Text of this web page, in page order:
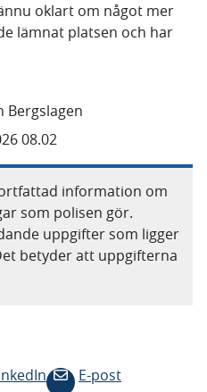
oklart om något mer
lämnat platsen och har
Bergslagen
08.02
information om
som polisen gör.
uppgifter som ligger
betyder att uppgifterna
E-post